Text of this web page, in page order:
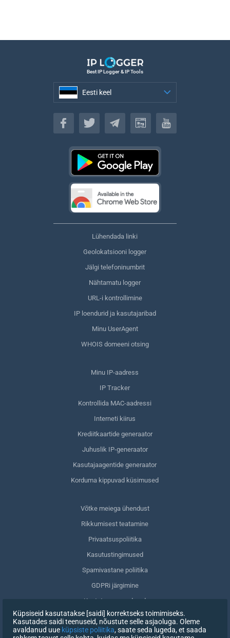
Best IP Logger & IP Tools
Eesti keel
Eesti keel
Lühendada linki
Geolokatsiooni logger
Jälgi telefoninumbrit
Nähtamatu logger
URL-i kontrollimine
IP loendurid ja kasutajaribad
Minu UserAgent
WHOIS domeeni otsing
Minu IP-aadress
IP Tracker
Kontrollida MAC-aadressi
Interneti kiirus
Krediitkaartide generaator
Juhuslik IP-generaator
Kasutajaagentide generaator
Korduma kippuvad küsimused
Võtke meiega ühendust
Rikkumisest teatamine
Privaatsuspoliitika
Kasutustingimused
Spamivastane poliitika
GDPRi järgimine
Kustuta oma andmed
Nõusoleku tagasivõtmine
Küpsiseid kasutatakse [saidi] korrektseks toimimiseks.
Kasutades saidi teenuseid, nõustute selle asjaoluga. Oleme
avaldanud uue küpsiste poliitika, saate seda lugeda, et saada